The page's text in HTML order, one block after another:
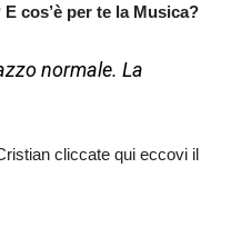
cos’è per te la Musica?
normale. La
cliccate qui eccovi il